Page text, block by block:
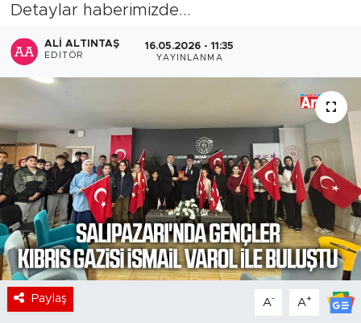
Detaylar haberimizde...
ALI ALTINTAŞ
EDITÖR
16.05.2026 - 11:35
YAYINLANMA
Paylaş A- A+